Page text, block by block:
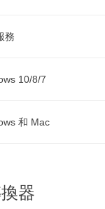
務
10/8/7
和 Mac
器